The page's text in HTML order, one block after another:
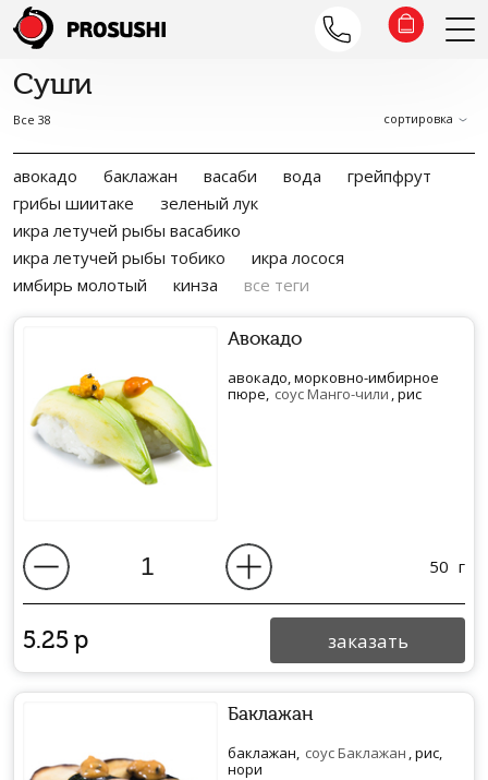
Суши
Все 38 сортировка
авокадо баклажан васаби вода
грейпфрут
грибы шиитаке
зеленый лук
икра летучей рыбы васабико
икра летучей рыбы тобико
икра лосося
имбирь молотый
кинза все теги
Авокадо
авокадо, морковно-имбирное
пюре, соус Манго-чили , рис
50 г
5.25р заказать
Баклажан
баклажан, соус Баклажан , рис,
нори